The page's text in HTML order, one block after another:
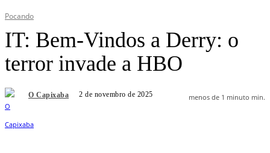
Pocando
IT: Bem-Vindos a Derry: o
terror invade a HBO
O Capixaba 2 de novembro de 2025 menos de 1 minuto min.